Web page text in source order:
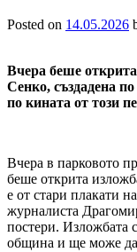
Posted on 14.05.2026
Вчера беше
Сенко, създадена
по кината от този
Вчера в парковото
беше открита
е от стари плакати
журналиста
постери. Изложбата
община и ще може